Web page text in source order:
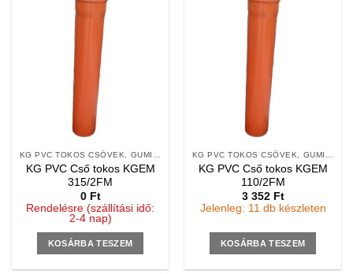
KG PVC Cső tokos KGEM
315/2FM
0 Ft
Rendelésre (szállítási idő:
2-4 nap)
KOSÁRBA TESZEM
KG PVC Cső tokos KGEM
110/2FM
3 352 Ft
Jelenleg: 11 db készleten
KOSÁRBA TESZEM